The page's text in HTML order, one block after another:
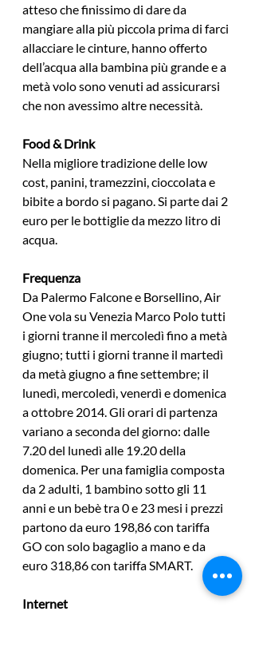
atteso che finissimo di dare da
mangiare alla più piccola prima di farci
allacciare le cinture, hanno offerto
dell’acqua alla bambina più grande e a
metà volo sono venuti ad assicurarsi
che non avessimo altre necessità.
Food & Drink
Nella migliore tradizione delle low
cost, panini, tramezzini, cioccolata e
bibite a bordo si pagano. Si parte dai 2
euro per le bottiglie da mezzo litro di
acqua.
Frequenza
Da Palermo Falcone e Borsellino, Air
One vola su Venezia Marco Polo tutti
i giorni tranne il mercoledì fino a metà
giugno; tutti i giorni tranne il martedì
da metà giugno a fine settembre; il
lunedì, mercoledì, venerdì e domenica
a ottobre 2014. Gli orari di partenza
variano a seconda del giorno: dalle
7.20 del lunedì alle 19.20 della
domenica. Per una famiglia composta
da 2 adulti, 1 bambino sotto gli 11
anni e un bebè tra 0 e 23 mesi i prezzi
partono da euro 198,86 con tariffa
GO con solo bagaglio a mano e da
euro 318,86 con tariffa SMART.
Internet